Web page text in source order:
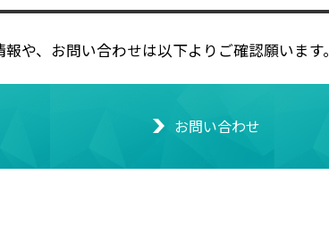
や、お問い合わせは以下よりご確認願います。
お問い合わせ